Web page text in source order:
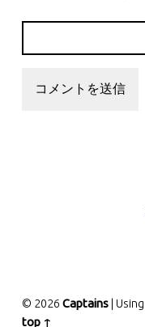
© 2026 Captains Using
top ↑